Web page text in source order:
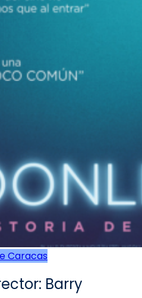
Caracas
Barry